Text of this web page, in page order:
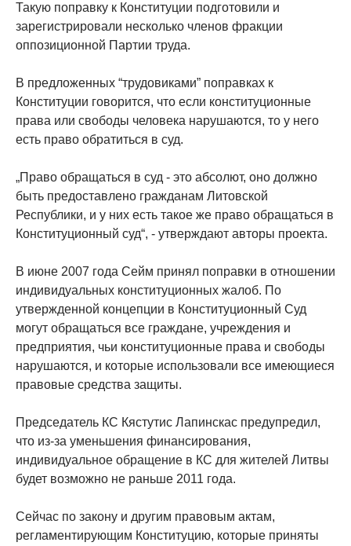
Такую поправку к Конституции подготовили и
зарегистрировали несколько членов фракции
оппозиционной Партии труда.
В предложенных “трудовиками” поправках к
Конституции говорится, что если конституционные
права или свободы человека нарушаются, то у него
есть право обратиться в суд.
„Право обращаться в суд - это абсолют, оно должно
быть предоставлено гражданам Литовской
Республики, и у них есть такое же право обращаться в
Конституционный суд“, - утверждают авторы проекта.
В июне 2007 года Сейм принял поправки в отношении
индивидуальных конституционных жалоб. По
утвержденной концепции в Конституционный Суд
могут обращаться все граждане, учреждения и
предприятия, чьи конституционные права и свободы
нарушаются, и которые использовали все имеющиеся
правовые средства защиты.
Председатель КС Кястутис Лапинскас предупредил,
что из-за уменьшения финансирования,
индивидуальное обращение в КС для жителей Литвы
будет возможно не раньше 2011 года.
Сейчас по закону и другим правовым актам,
регламентирующим Конституцию, которые приняты